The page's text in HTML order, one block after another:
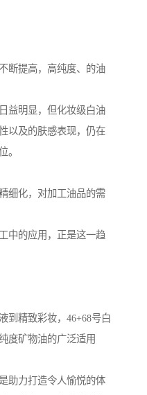
断提高，高纯度、的油
益明显，但化妆级白油
以及的肤感表现，仍在
。
细化，对加工油品的需
中的应用，正是这一趋
到精致彩妆，46+68号白
度矿物油的广泛适用
助力打造令人愉悦的体